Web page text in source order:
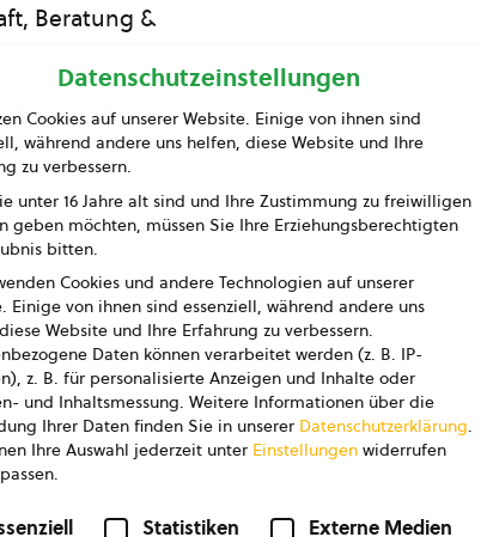
Beratung &
Information
Datenschutz AGB AGB Marketing GmbH
Datenschutzeinstellungen
Cookies auf unserer Website. Einige von ihnen sind
während andere uns helfen, diese Website und Ihre
zu verbessern.
unter 16 Jahre alt sind und Ihre Zustimmung zu freiwilligen
geben möchten, müssen Sie Ihre Erziehungsberechtigten
bitten.
Cookies und andere Technologien auf unserer
Einige von ihnen sind essenziell, während andere uns
Website und Ihre Erfahrung zu verbessern.
Daten können verarbeitet werden (z. B. IP-
z. B. für personalisierte Anzeigen und Inhalte oder
und Inhaltsmessung. Weitere Informationen über die
Ihrer Daten finden Sie in unserer Datenschutzerklärung.
Ihre Auswahl jederzeit unter Einstellungen widerrufen
Statistiken Externe Medien